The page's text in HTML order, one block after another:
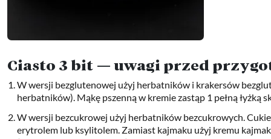
Ciasto 3 bit — uwagi przed
W wersji bezglutenowej użyj herbatników i krakersów
herbatników). Mąkę pszenną w kremie zastąp 1 pełną łyżką
W wersji bezcukrowej użyj herbatników bezcukrowych.
erytrolem lub ksylitolem. Zamiast kajmaku użyj kremu